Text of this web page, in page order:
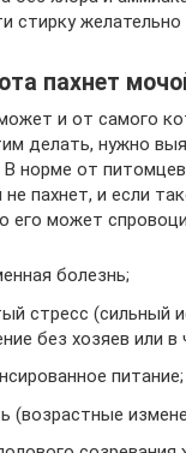
стирку желательно
пахнет
и от самого
делать, нужно
норме от
пахнет, и если
его может
болезнь;
стресс (сильный
без хозяев или в
питание;
(возрастные